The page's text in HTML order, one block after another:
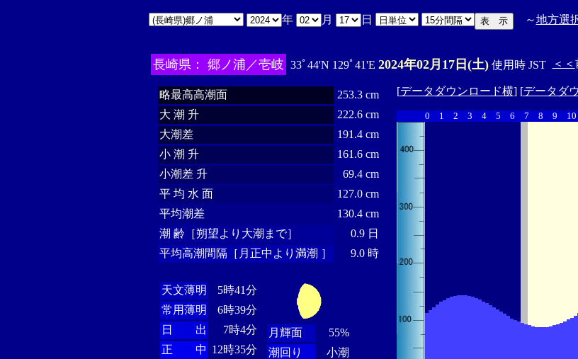
年 月 日 ～地方選
長崎県： 郷ノ浦／壱岐 33ﾟ44'N 129ﾟ41'E 2024年02月17日(土)使用時 JST ＜＜
略最高高潮面
253.3 cm
大 潮 升
222.6 cm
大潮差
191.4 cm
小 潮 升
161.6 cm
小潮差 升
69.4 cm
平 均 水 面
127.0 cm
平均潮差
130.4 cm
潮 齢［朔望より大潮まで］
0.9 日
平均高潮間隔［月正中より満潮 ］
9.0 時
天文薄明
5時41分
常用薄明
6時39分
日 出
7時4分
正 中 12時35分
月輝面
55%
潮回り
小潮
[データダウンロード横] [データダ
0 1 2 3 4 5 6 7 8 9 10